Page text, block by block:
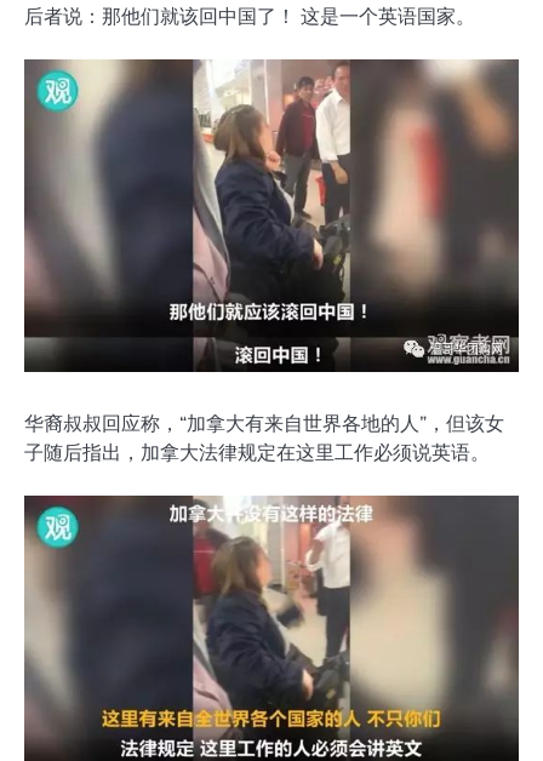
后者说：那他们就该回中国了！ 这是一个英语国家。
华裔叔叔回应称，“加拿大有来自世界各地的人”，但该女
子随后指出，加拿大法律规定在这里工作必须说英语。